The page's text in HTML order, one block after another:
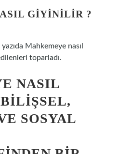
GIYINILIR ?
Mahkemeye nasıl
toparladı.
NASIL
SOSYAL